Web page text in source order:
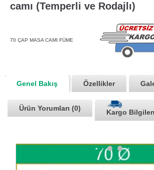
camı (Temperli ve Rodajlı)
70 ÇAP MASA CAMI FÜME
Genel Bakış Özellikler
Ürün Yorumları (0)
Kargo